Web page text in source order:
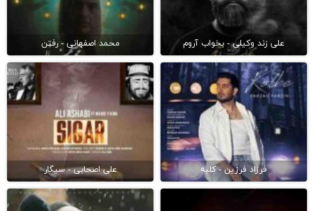
علی زند وکیلی - بخواب آروم محمد اصفهانی - رفتن
فرزاد فرزین - کلبه علی اصحابی - سیگار